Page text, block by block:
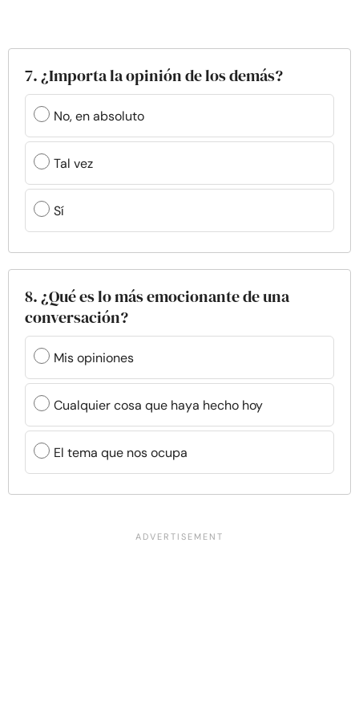
7. ¿Importa la opinión de los demás?
No, en absoluto
Tal vez
Sí
8. ¿Qué es lo más emocionante de una
conversación?
Mis opiniones
Cualquier cosa que haya hecho hoy
El tema que nos ocupa